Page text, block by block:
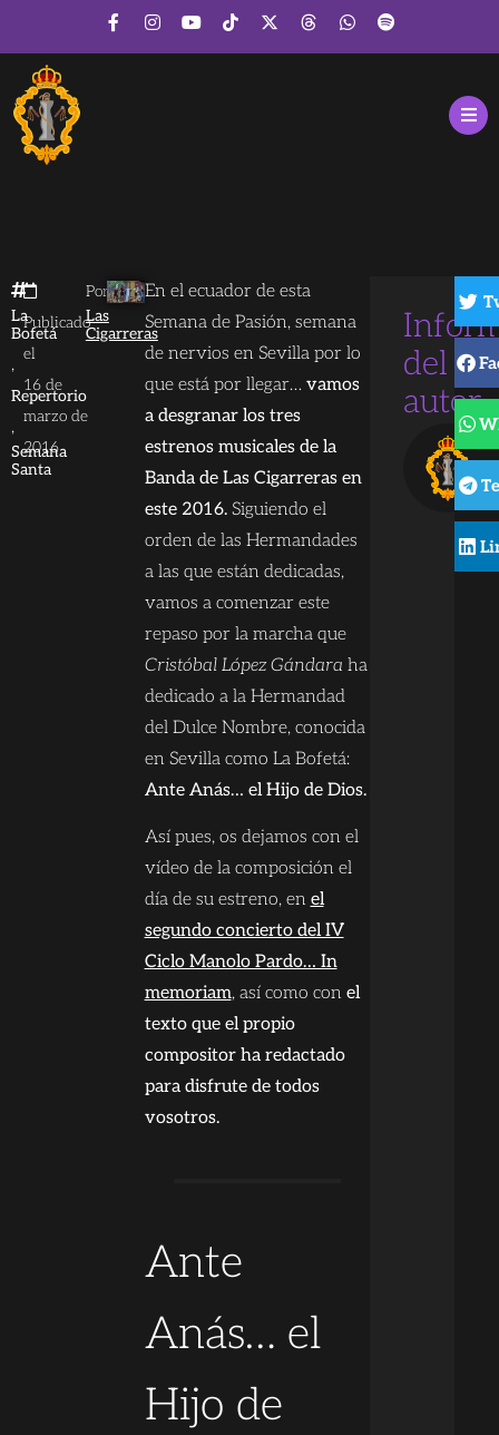
La
Bofetá
,
Repertorio
,
Semana
Santa
Publicado
el
16 de
marzo de
2016
Por
Las
Cigarreras
En el ecuador de esta
Semana de Pasión, semana
de nervios en Sevilla por lo
que está por llegar… vamos
a desgranar los tres
estrenos musicales de la
Banda de Las Cigarreras en
este 2016.Siguiendo el
orden de las Hermandades
a las que están dedicadas,
vamos a comenzar este
repaso por la marcha que
Cristóbal López Gándara ha
dedicado a la Hermandad
del Dulce Nombre, conocida
en Sevilla como La Bofetá:
Ante Anás… el Hijo de Dios.
Así pues, os dejamos con el
vídeo de la composición el
día de su estreno, en el
segundo concierto del IV
Ciclo Manolo Pardo… In
memoriam, así como con el
texto que el propio
compositor ha redactado
para disfrute de todos
vosotros.
Ante
Anás… el
Hijo de
del
autor